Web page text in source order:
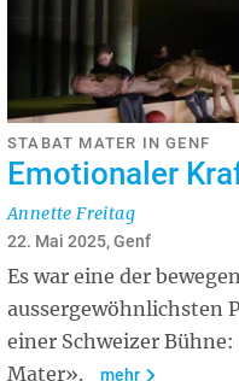
STABAT MATER IN GENF
Emotionaler
Annette Freitag
22. Mai 2025, Genf
Es war eine der
aussergewöhnlichsten
einer Schweizer
Mater».
mehr